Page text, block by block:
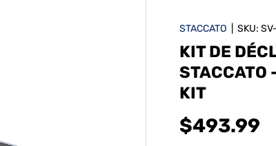
STACCATO |SKU:
KIT DE
STACCATO
KIT
$493.99